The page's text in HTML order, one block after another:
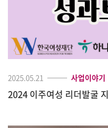
2025.05.21 사업이야기
2024 이주여성 리더발굴